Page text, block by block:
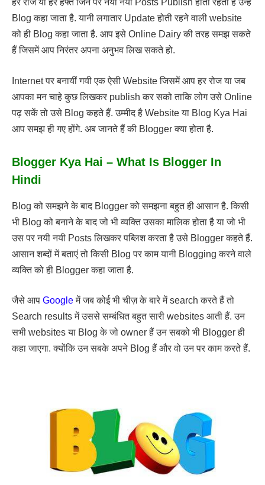
हर रोज या हर हफ्ते जिन पर नयी नयी Posts Publish होती रहती हैं उन्हें
Blog कहा जाता है. यानी लगातार Update होती रहने वाली website
को ही Blog कहा जाता है. आप इसे Online Dairy की तरह समझ सकते
हैं जिसमें आप निरंतर अपना अनुभव लिख सकते हो.
Internet पर बनायीं गयी एक ऐसी Website जिसमें आप हर रोज या जब
आपका मन चाहे कुछ लिखकर publish कर सको ताकि लोग उसे Online
पढ़ सकें तो उसे Blog कहते हैं. उम्मीद है Website या Blog Kya Hai
आप समझ ही गए होंगे. अब जानते हैं की Blogger क्या होता है.
Blogger Kya Hai – What Is Blogger In
Hindi
Blog को समझने के बाद Blogger को समझना बहुत ही आसान है. किसी
भी Blog को बनाने के बाद जो भी व्यक्ति उसका मालिक होता है या जो भी
उस पर नयी नयी Posts लिखकर पब्लिश करता है उसे Blogger कहते हैं.
आसान शब्दों में बताएं तो किसी Blog पर काम यानी Blogging करने वाले
व्यक्ति को ही Blogger कहा जाता है.
जैसे आप Googleमें जब कोई भी चीज़ के बारे में search करते हैं तो
Search results में उससे सम्बंधित बहुत सारी websites आती हैं. उन
सभी websites या Blog के जो owner हैं उन सबको भी Blogger ही
कहा जाएगा. क्योंकि उन सबके अपने Blog हैं और वो उन पर काम करते हैं.